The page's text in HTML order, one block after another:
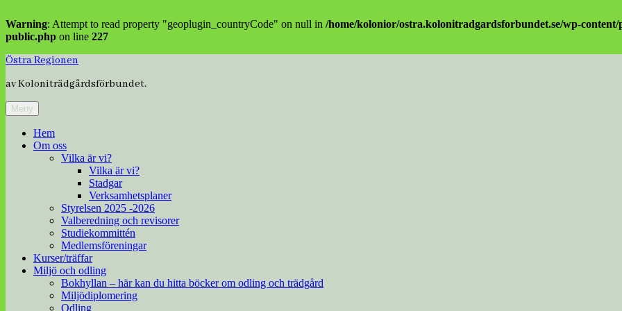
Warning: Attempt to read property "geoplugin_countryCode" on null in /home/kolonior/ostra.kolonitradgardsforbundet.se/wp-
public.php on line 227
Hoppa
innehåll
Östra Regionen
av Koloniträdgårdsförbundet.
Meny
Hem
Om oss
Vilka är vi?
Vilka är vi?
Stadgar
Verksamhetsplaner
Styrelsen 2025 -2026
Valberedning och revisorer
Studiekommittén
Medlemsföreningar
Kurser/träffar
Miljö och odling
Bokhyllan – här kan du hitta böcker om odling och trädgård
Miljödiplomering
Odling